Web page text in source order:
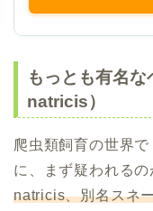
もっとも有名
natricis）
爬虫類飼育の世界
に、まず疑われるの
natricis、別名スネ